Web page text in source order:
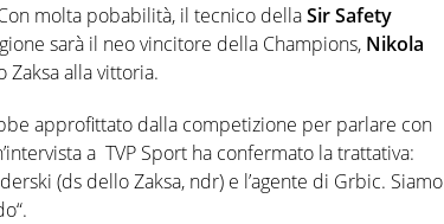
molta pobabilità, il tecnico dellaSir Safety
sarà il neo vincitore della Champions, Nikola
alla vittoria.
approfittato dalla competizione per parlare con
a TVP Sport ha confermato la trattativa:
(ds dello Zaksa, ndr) e l’agente di Grbic. Siamo